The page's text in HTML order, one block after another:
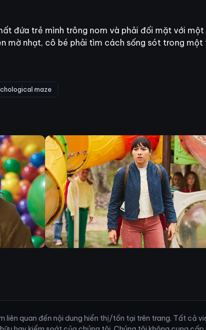
đứa trẻ mình trông nom và phải đối mặt với
mờ nhạt, cô bé phải tìm cách sống sót trong
maze
liên quan đến nội dung hiển thị/tồn tại trên trang. Tất cả